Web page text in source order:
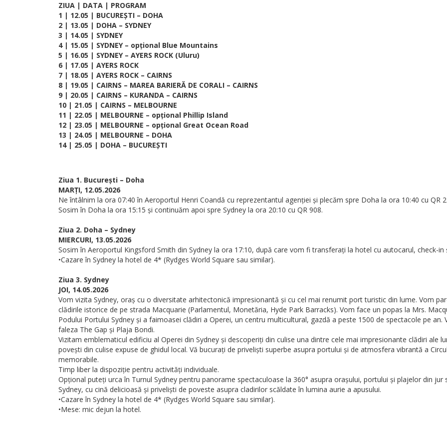
ZIUA | DATA | PROGRAM
1 | 12.05 | BUCUREȘTI – DOHA
2 | 13.05 | DOHA – SYDNEY
3 | 14.05 | SYDNEY
4 | 15.05 | SYDNEY – opțional Blue Mountains
5 | 16.05 | SYDNEY – AYERS ROCK (Uluru)
6 | 17.05 | AYERS ROCK
7 | 18.05 | AYERS ROCK – CAIRNS
8 | 19.05 | CAIRNS – MAREA BARIERĂ DE CORALI – CAIRNS
9 | 20.05 | CAIRNS – KURANDA – CAIRNS
10 | 21.05 | CAIRNS – MELBOURNE
11 | 22.05 | MELBOURNE – opțional Phillip Island
12 | 23.05 | MELBOURNE – opțional Great Ocean Road
13 | 24.05 | MELBOURNE – DOHA
14 | 25.05 | DOHA – BUCUREȘTI
Ziua 1. București – Doha
MARȚI, 12.05.2026
Ne întâlnim la ora 07:40 în Aeroportul Henri Coandă cu reprezentantul agenției și plecăm spre Doha la ora 10:40 cu QR
Sosim în Doha la ora 15:15 și continuăm apoi spre Sydney la ora 20:10 cu QR 908.
Ziua 2. Doha – Sydney
MIERCURI, 13.05.2026
Sosim în Aeroportul Kingsford Smith din Sydney la ora 17:10, după care vom fi transferați la hotel cu autocarul, check-in
•Cazare în Sydney la hotel de 4* (Rydges World Square sau similar).
Ziua 3. Sydney
JOI, 14.05.2026
Vom vizita Sydney, oraș cu o diversitate arhitectonică impresionantă și cu cel mai renumit port turistic din lume. Vom
clădirile istorice de pe strada Macquarie (Parlamentul, Monetăria, Hyde Park Barracks). Vom face un popas la Mrs.
Podului Portului Sydney și a faimoasei clădiri a Operei, un centru multicultural, gazdă a peste 1500 de spectacole pe
faleza The Gap și Plaja Bondi.
Vizitam emblematicul edificiu al Operei din Sydney și descoperiți din culise una dintre cele mai impresionante clădiri ale
povești din culise expuse de ghidul local. Vă bucurați de priveliști superbe asupra portului și de atmosfera vibrantă a
memorabile.
Timp liber la dispoziție pentru activități individuale.
Opțional puteți urca în Turnul Sydney pentru panorame spectaculoase la 360° asupra orașului, portului și plajelor din
Sydney, cu cină delicioasă și priveliști de poveste asupra cladirilor scăldate în lumina aurie a apusului.
•Cazare în Sydney la hotel de 4* (Rydges World Square sau similar).
•Mese: mic dejun la hotel.